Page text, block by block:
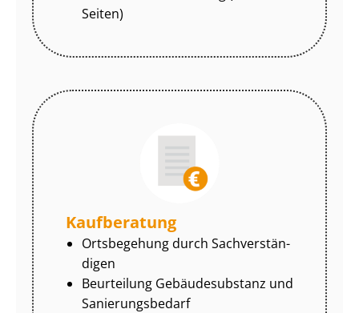
Seiten)
Kaufberatung
Ortsbegehung durch Sach­ver­stän­
di­gen
Beurteilung Gebäudesubstanz und
Sa­nie­rungs­be­darf